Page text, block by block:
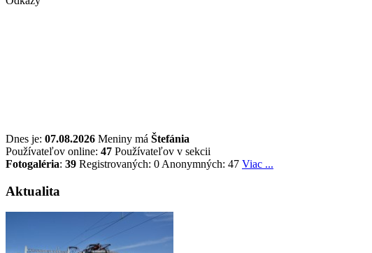
Dnes je: 07.08.2026 Meniny má Štefánia
Používateľov online: 47 Používateľov v sekcii
Fotogaléria: 39 Registrovaných: 0 Anonymných: 47 Viac ...
Aktualita